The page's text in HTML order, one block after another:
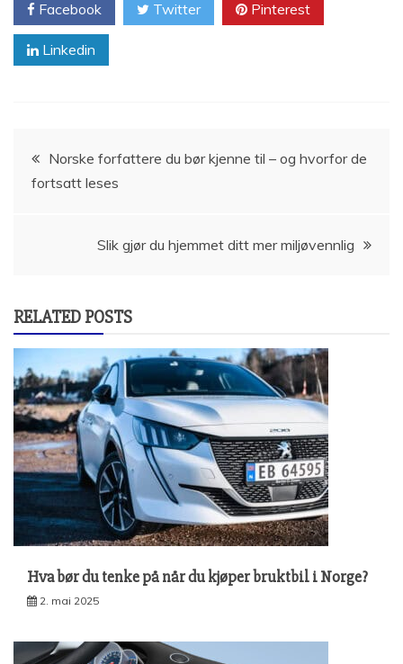
Facebook Twitter Pinterest
Linkedin
Innleggsnavigasjon
Norske forfattere du bør kjenne til – og hvorfor de
fortsatt leses
Slik gjør du hjemmet ditt mer miljøvennlig
RELATED POSTS
Hva bør du tenke på når du kjøper bruktbil i Norge?
2. mai 2025